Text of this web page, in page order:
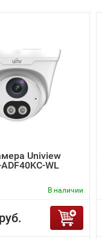
Uniview
WL
В наличии